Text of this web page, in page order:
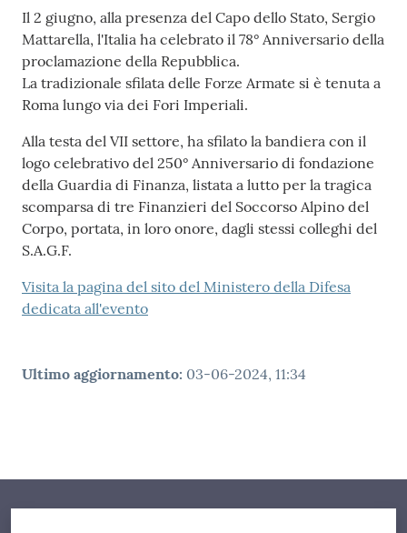
Contenuto
Il 2 giugno, alla presenza del Capo dello Stato, Sergio
Mattarella, l'Italia ha celebrato il 78° Anniversario della
proclamazione della Repubblica.
La tradizionale sfilata delle Forze Armate si è tenuta a
Roma lungo via dei Fori Imperiali.
Alla testa del VII settore, ha sfilato la bandiera con il
logo celebrativo del 250° Anniversario di fondazione
della Guardia di Finanza, listata a lutto per la tragica
scomparsa di tre Finanzieri del Soccorso Alpino del
Corpo, portata, in loro onore, dagli stessi colleghi del
S.A.G.F.
Visita la pagina del sito del Ministero della Difesa
dedicata all'evento
Ultimo aggiornamento: 03-06-2024, 11:34